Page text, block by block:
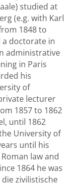
studied at
(e.g. with Karl
1848 to
a doctorate in
administrative
in Paris
his
of
lecturer
1857 to 1862
until 1862
University of
until his
law and
1864 he was
zivilistische